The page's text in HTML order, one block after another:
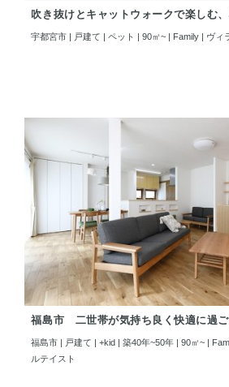
吹き抜けとキャットウォークで楽しむ
宇都宮市 | 戸建て | ペット | 90㎡~ | Family | ヴィ
福島市 二世帯が気持ち良く快適に過
福島市 | 戸建て | +kid | 築40年~50年 | 90㎡~ |
ルテイスト